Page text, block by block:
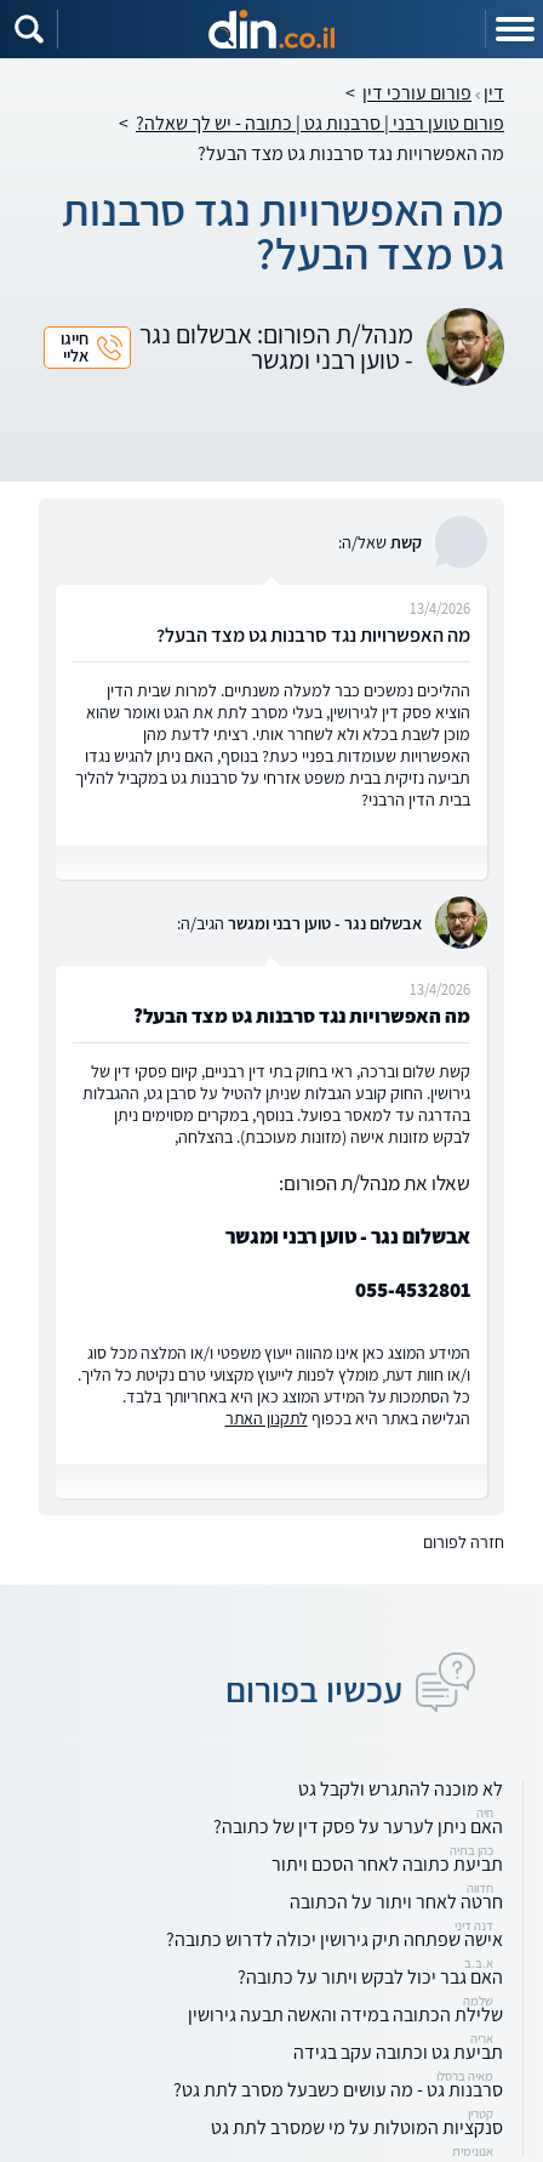
דין פורום עורכי דין >
פורום טוען רבני | סרבנות גט | כתובה - יש לך שאלה? >
מה האפשרויות נגד סרבנות גט מצד הבעל?
מה האפשרויות נגד סרבנות
גט מצד הבעל?
מנהל/ת הפורום: אבשלום נגר
- טוען רבני ומגשר
חייגו
אליי
קשת שאל/ה:
מה האפשרויות נגד סרבנות גט מצד הבעל?
13/4/2026
ההליכים נמשכים כבר למעלה משנתיים. למרות שבית הדין
הוציא פסק דין לגירושין, בעלי מסרב לתת את הגט ואומר שהוא
מוכן לשבת בכלא ולא לשחרר אותי. רציתי לדעת מהן
האפשרויות שעומדות בפניי כעת? בנוסף, האם ניתן להגיש נגדו
תביעה נזיקית בבית משפט אזרחי על סרבנות גט במקביל להליך
בבית הדין הרבני?
אבשלום נגר - טוען רבני ומגשר הגיב/ה:
מה האפשרויות נגד סרבנות גט מצד הבעל?
13/4/2026
קשת שלום וברכה, ראי בחוק בתי דין רבניים, קיום פסקי דין של
גירושין. החוק קובע הגבלות שניתן להטיל על סרבן גט, ההגבלות
בהדרגה עד למאסר בפועל. בנוסף, במקרים מסוימים ניתן
לבקש מזונות אישה (מזונות מעוכבת). בהצלחה,
שאלו את מנהל/ת הפורום:
אבשלום נגר - טוען רבני ומגשר
055-4532801
המידע המוצג כאן אינו מהווה ייעוץ משפטי ו/או המלצה מכל סוג
ו/או חוות דעת, מומלץ לפנות לייעוץ מקצועי טרם נקיטת כל הליך.
כל הסתמכות על המידע המוצג כאן היא באחריותך בלבד.
הגלישה באתר היא בכפוף לתקנון האתר
חזרה לפורום
עכשיו בפורום
לא מוכנה להתגרש ולקבל גט
חיה
האם ניתן לערער על פסק דין של כתובה?
כהן בתיה
תביעת כתובה לאחר הסכם ויתור
חדווה
חרטה לאחר ויתור על הכתובה
דנה דיני
אישה שפתחה תיק גירושין יכולה לדרוש כתובה?
א.ב.ב
האם גבר יכול לבקש ויתור על כתובה?
שלמה
שלילת הכתובה במידה והאשה תבעה גירושין
אריה
תביעת גט וכתובה עקב בגידה
מאיה ברסלו
סרבנות גט - מה עושים כשבעל מסרב לתת גט?
קטרין
סנקציות המוטלות על מי שמסרב לתת גט
אנונימית